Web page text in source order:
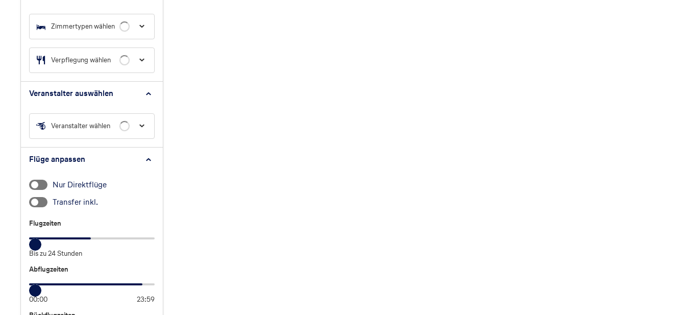
Zimmertypen wählen
Verpflegung wählen
Veranstalter auswählen
Veranstalter wählen
Flüge anpassen
Nur Direktflüge
Transfer inkl.
Flugzeiten
Flugzeiten
Bis zu 24 Stunden
Abflugzeiten
Abflugzeiten
00:00 23:59